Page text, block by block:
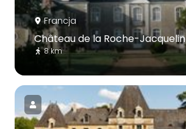
Francja
Château de la Roche-Jacquelin
8 km